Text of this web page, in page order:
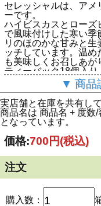
セレッシャルは、アメ
ーです。
ハイビスカスとローズ
で風味付けした寒い季
リのほのかな甘みと
ッチしています。温
も美味しくお召しあが
ティーバック18個入り
▼ 商品
実店舗と在庫を共有し
商品名は 商品名 + 度数
となっています。
価格:700円(税込)
注文
購入数：